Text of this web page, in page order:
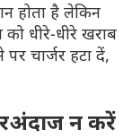
होता है लेकिन
को धीरे-धीरे खराब
चार्जर हटा दें,
न करें